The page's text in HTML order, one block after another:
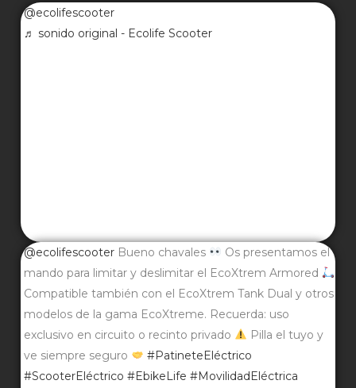
@ecolifescooter
♬ sonido original - Ecolife Scooter
@ecolifescooter Bueno chavales
Os presentamos el
mando para limitar y deslimitar el EcoXtrem Armored
Compatible también con el EcoXtrem Tank Dual y otros
modelos de la gama EcoXtreme. Recuerda: uso
exclusivo en circuito o recinto privado
Pilla el tuyo y
ve siempre seguro
#PatineteEléctrico
#ScooterEléctrico #EbikeLife #MovilidadEléctrica